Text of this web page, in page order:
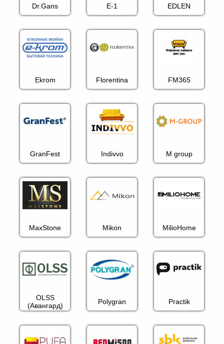
Dr.Gans E-1 EDLEN
Ekrom Florentina FM365
GranFest Indivvo M group
MaxStone Mikon MilioHome
OLSS
(Авангард)
Polygran Practik